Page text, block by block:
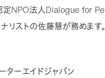
認定NPO法人Dialogue for
リストの佐藤慧が務めます。
ターエイドジャパン